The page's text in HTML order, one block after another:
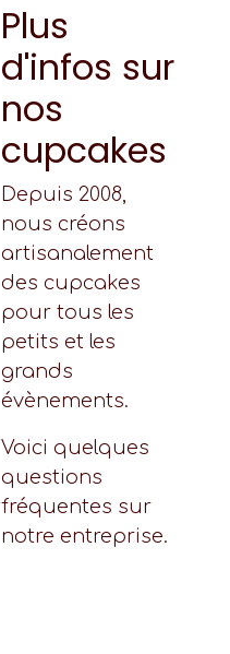
Plus
d'infos sur
nos
cupcakes
Depuis 2008,
nous créons
artisanalement
des cupcakes
pour tous les
petits et les
grands
évènements.
Voici quelques
questions
fréquentes sur
notre entreprise.